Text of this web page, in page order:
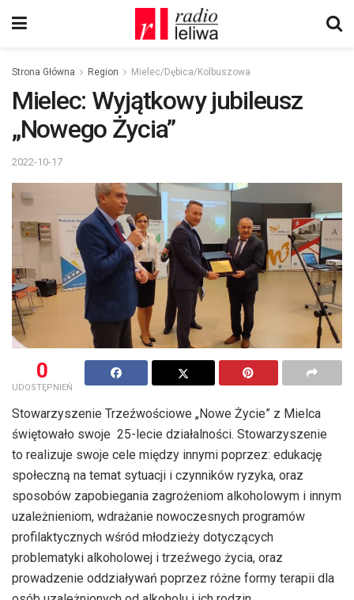
Strona Główna Region Mielec/Dębica/Kolbuszowa
Mielec: Wyjątkowy jubileusz
„Nowego Życia”
2022-10-17
0
UDOSTĘPNIEŃ
Stowarzyszenie Trzeźwościowe „Nowe Życie” z Mielca
świętowało swoje 25-lecie działalności. Stowarzyszenie
to realizuje swoje cele między innymi poprzez: edukację
społeczną na temat sytuacji i czynników ryzyka, oraz
sposobów zapobiegania zagrożeniom alkoholowym i innym
uzależnieniom, wdrażanie nowoczesnych programów
profilaktycznych wśród młodzieży dotyczących
problematyki alkoholowej i trzeźwego życia, oraz
prowadzenie oddziaływań poprzez różne formy terapii dla